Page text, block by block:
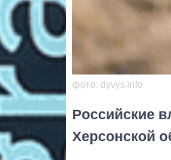
фото: dyvys.info
Российские
Херсонской